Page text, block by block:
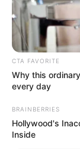
ЛИП 23,
CTA FAVORITE
Why this
every day
BRAINBERRIES
Hollywood's
Inside